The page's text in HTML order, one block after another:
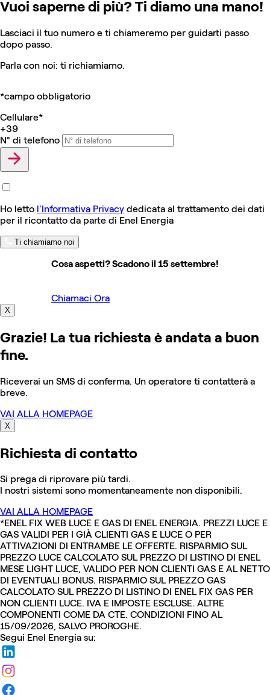
Vuoi saperne di più? Ti diamo una mano!
Lasciaci il tuo numero e ti chiameremo per guidarti passo
dopo passo.
Parla con noi: ti richiamiamo.
*campo obbligatorio
Cellulare*
+39
N° di telefono
Ho letto l'Informativa Privacy dedicata al trattamento dei dati
per il ricontatto da parte di Enel Energia
Ti chiamiamo noi
Cosa aspetti? Scadono il 15 settembre!
Chiamaci Ora
X
Grazie! La tua richiesta è andata a buon
fine.
Riceverai un SMS di conferma. Un operatore ti contatterà a
breve.
VAI ALLA HOMEPAGE
X
Richiesta di contatto
Si prega di riprovare più tardi.
I nostri sistemi sono momentaneamente non disponibili.
VAI ALLA HOMEPAGE
*ENEL FIX WEB LUCE E GAS DI ENEL ENERGIA. PREZZI LUCE E
GAS VALIDI PER I GIÀ CLIENTI GAS E LUCE O PER
ATTIVAZIONI DI ENTRAMBE LE OFFERTE. RISPARMIO SUL
PREZZO LUCE CALCOLATO SUL PREZZO DI LISTINO DI ENEL
MESE LIGHT LUCE, VALIDO PER NON CLIENTI GAS E AL NETTO
DI EVENTUALI BONUS. RISPARMIO SUL PREZZO GAS
CALCOLATO SUL PREZZO DI LISTINO DI ENEL FIX GAS PER
NON CLIENTI LUCE. IVA E IMPOSTE ESCLUSE. ALTRE
COMPONENTI COME DA CTE. CONDIZIONI FINO AL
15/09/2026, SALVO PROROGHE.
Segui Enel Energia su: